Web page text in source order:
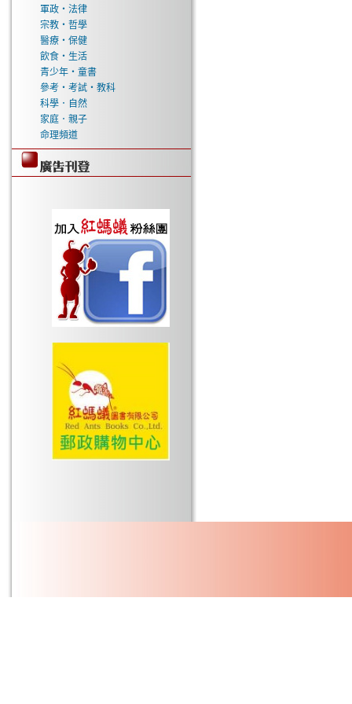
軍政‧法律
宗教‧哲學
醫療‧保健
飲食‧生活
青少年‧童書
參考‧考試‧教科
科學．自然
家庭．親子
命理頻道